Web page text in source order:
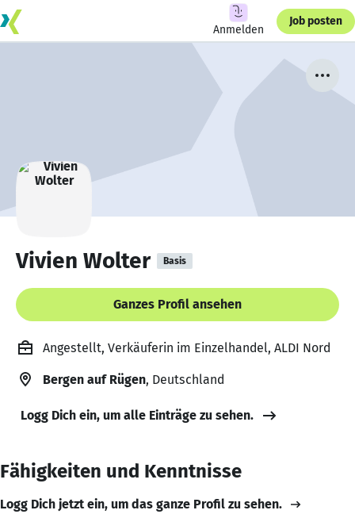
Anmelden
Job posten
Vivien Wolter Basis
Ganzes Profil ansehen
Angestellt, Verkäuferin im Einzelhandel, ALDI Nord
Bergen auf Rügen, Deutschland
Logg Dich ein, um alle Einträge zu sehen.
Fähigkeiten und Kenntnisse
Logg Dich jetzt ein, um das ganze Profil zu sehen.